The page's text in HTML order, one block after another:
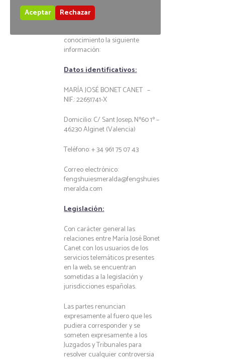
Servicios de la Sociedad de la
Información y Comercio
conocimiento la siguiente
información:
Datos identificativos:
MARÍA JOSÉ BONET CANET –
NIF.: 22651741-X
Domicilio: C/ Sant Josep, Nº60 1º –
46230 Alginet (Valencia)
Teléfono: + 34 961 75 07 43
Correo electrónico:
fengshuiesmeralda@fengshuies
meralda.com
Legislación:
Con carácter general las
relaciones entre María José Bonet
Canet con los usuarios de los
servicios telemáticos presentes
en la web, se encuentran
sometidas a la legislación y
jurisdicciones españolas.
Las partes renuncian
expresamente al fuero que les
pudiera corresponder y se
someten expresamente a los
Juzgados y Tribunales para
resolver cualquier controversia
Aceptar
Rechazar